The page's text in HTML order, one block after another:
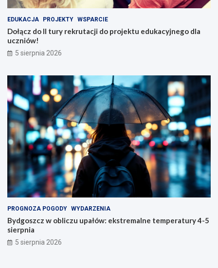
EDUKACJA PROJEKTY WSPARCIE
Dołącz do II tury rekrutacji do projektu edukacyjnego dla
uczniów!
5 sierpnia 2026
PROGNOZA POGODY WYDARZENIA
Bydgoszcz w obliczu upałów: ekstremalne temperatury 4-5
sierpnia
5 sierpnia 2026